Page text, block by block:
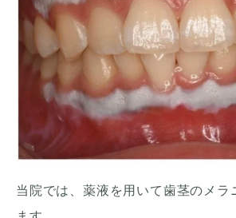
当院では、薬液を用いて歯茎のメラ